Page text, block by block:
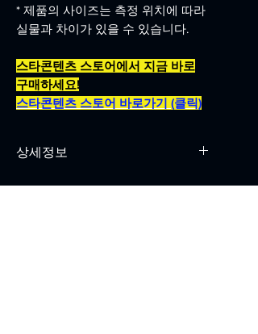
* 제품의 사이즈는 측정 위치에 따라
실물과 차이가 있을 수 있습니다.
스타콘텐츠 스토어에서 지금 바로
구매하세요!
스타콘텐츠 스토어 바로가기 (클릭)
상세정보
재질 : 스노우 180g / 단면 UV 칼라